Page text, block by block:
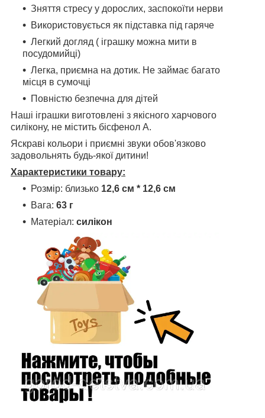
Зняття стресу у дорослих, заспокоїти нерви
Використовується як підставка під гаряче
Легкий догляд ( іграшку можна мити в
посудомийці)
Легка, приємна на дотик. Не займає багато
місця в сумочці
Повністю безпечна для дітей
Наші іграшки виготовлені з якісного харчового
силікону, не містить бісфенол А.
Яскраві кольори і приємні звуки обов'язково
задовольнять будь-якої дитини!
Характеристики товару:
Розмір: близько 12,6 см * 12,6 см
Вага: 63 г
Матеріал: силікон